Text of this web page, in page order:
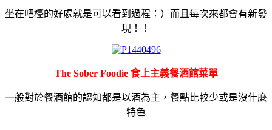
坐在吧檯的好處就是可以看到過程：）而且每次來都會有新發
現！！
The Sober Foodie 食上主義餐酒館菜單
一般對於餐酒館的認知都是以酒為主，餐點比較少或是沒什麼
特色